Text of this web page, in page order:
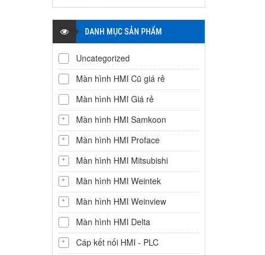
DANH MỤC SẢN PHẨM
Uncategorized
Màn hình HMI Cũ giá rẻ
Màn hình HMI Giá rẻ
Màn hình HMI Samkoon
Màn hình HMI Proface
Màn hình HMI Mitsubishi
Màn hình HMI Weintek
Màn hình HMI Weinview
Màn hình HMI Delta
Cáp kết nối HMI - PLC